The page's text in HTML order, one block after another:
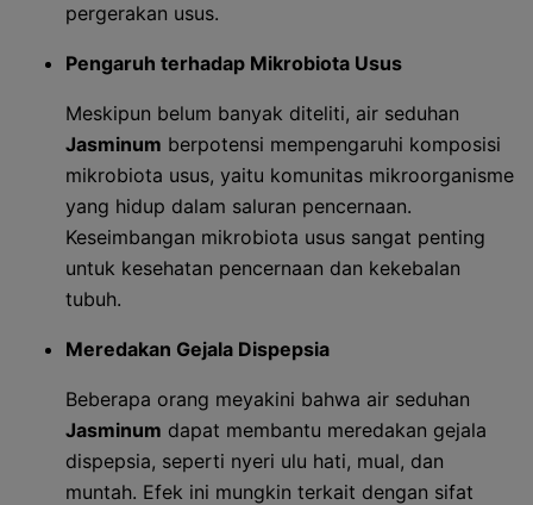
pergerakan usus.
Pengaruh terhadap Mikrobiota Usus
Meskipun belum banyak diteliti, air seduhan
Jasminum berpotensi mempengaruhi komposisi
mikrobiota usus, yaitu komunitas mikroorganisme
yang hidup dalam saluran pencernaan.
Keseimbangan mikrobiota usus sangat penting
untuk kesehatan pencernaan dan kekebalan
tubuh.
Meredakan Gejala Dispepsia
Beberapa orang meyakini bahwa air seduhan
Jasminum dapat membantu meredakan gejala
dispepsia, seperti nyeri ulu hati, mual, dan
muntah. Efek ini mungkin terkait dengan sifat